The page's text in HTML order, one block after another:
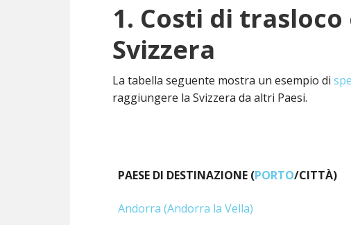
1. Costi di
Svizzera
La tabella seguente mostra un esempio di
raggiungere la Svizzera da altri Paesi.
PAESE DI DESTINAZIONE (PORTO/CITTÀ)
PAESE DI DESTINAZIONE (
Andorra (Andorra la Vella)